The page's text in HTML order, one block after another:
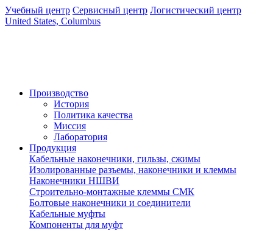
Учебный центр Сервисный центр Логистический центр
United States, Columbus
Производство
История
Политика качества
Миссия
Лаборатория
Продукция
Кабельные наконечники, гильзы, сжимы
Изолированные разъемы, наконечники и клеммы
Наконечники НШВИ
Строительно-монтажные клеммы СМК
Болтовые наконечники и соединители
Кабельные муфты
Компоненты для муфт